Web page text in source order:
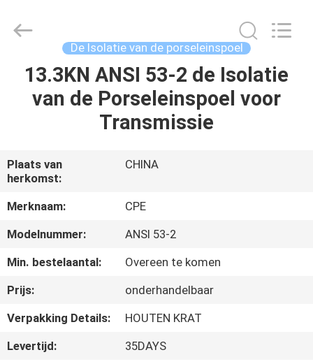
HUIS
PRODUCTEN
ONGEVEER
ONS
FABRIEKSREIS
CONTACTEER
ONS
Power
Electric
Reserved.
De Isolatie van de porseleinspoel
13.3KN ANSI 53-2 de Isolatie
van de Porseleinspoel voor
Transmissie
Plaats van
herkomst:
CHINA
Merknaam:
CPE
Modelnummer:
ANSI 53-2
Min. bestelaantal:
Overeen te komen
Prijs:
onderhandelbaar
Verpakking Details:
HOUTEN KRAT
Levertijd:
35DAYS